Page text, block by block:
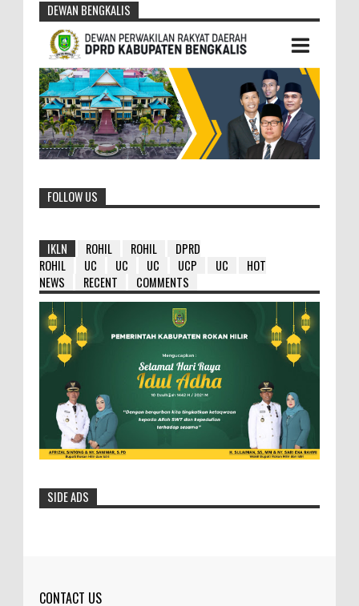
DEWAN BENGKALIS
FOLLOW US
IKLN ROHIL ROHIL
DPRD
ROHIL
UC UC UC UCP UC
HOT
NEWS
RECENT COMMENTS
HM Wardan : Ambil Hikmahnya Dibalik
Dilihat: 154 Kali Bupa...
SIDE ADS
CONTACT US